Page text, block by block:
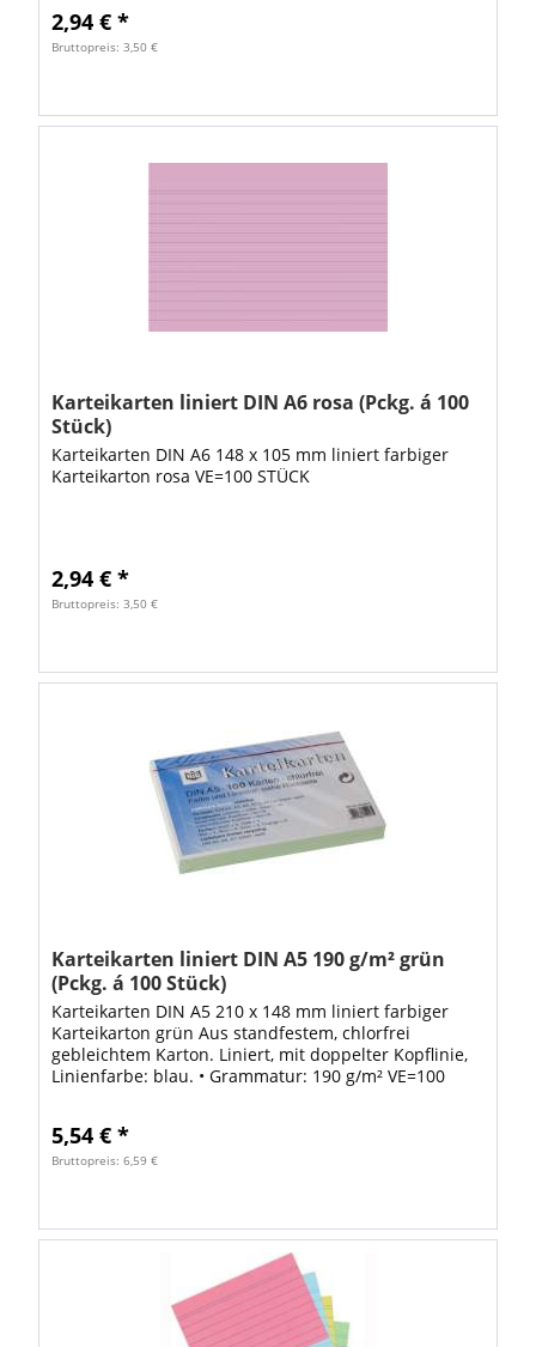
2,94 € *
Bruttopreis: 3,50 €
Karteikarten liniert DIN A6 rosa (Pckg. á 100
Stück)
Karteikarten DIN A6 148 x 105 mm liniert farbiger
Karteikarton rosa VE=100 STÜCK
2,94 € *
Bruttopreis: 3,50 €
Karteikarten liniert DIN A5 190 g/m² grün
(Pckg. á 100 Stück)
Karteikarten DIN A5 210 x 148 mm liniert farbiger
Karteikarton grün Aus standfestem, chlorfrei
gebleichtem Karton. Liniert, mit doppelter Kopflinie,
Linienfarbe: blau. • Grammatur: 190 g/m² VE=100
5,54 € *
Bruttopreis: 6,59 €